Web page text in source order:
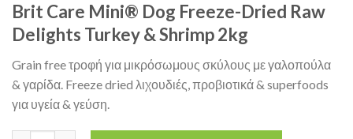
Brit Care Mini® Dog Freeze-Dried Raw
Delights Turkey & Shrimp 2kg
Grain free τροφή για μικρόσωμους σκύλους με γαλοπούλα
& γαρίδα. Freeze dried λιχουδιές, προβιοτικά & superfoods
για υγεία & γεύση.